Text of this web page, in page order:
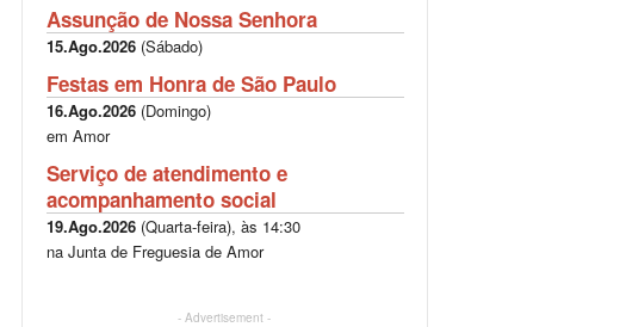
Assunção de Nossa Senhora
15.Ago.2026(Sábado)
Festas em Honra de São Paulo
16.Ago.2026(Domingo)
em Amor
Serviço de atendimento e
acompanhamento social
19.Ago.2026(Quarta-feira), às 14:30
na Junta de Freguesia de Amor
- Advertisement -